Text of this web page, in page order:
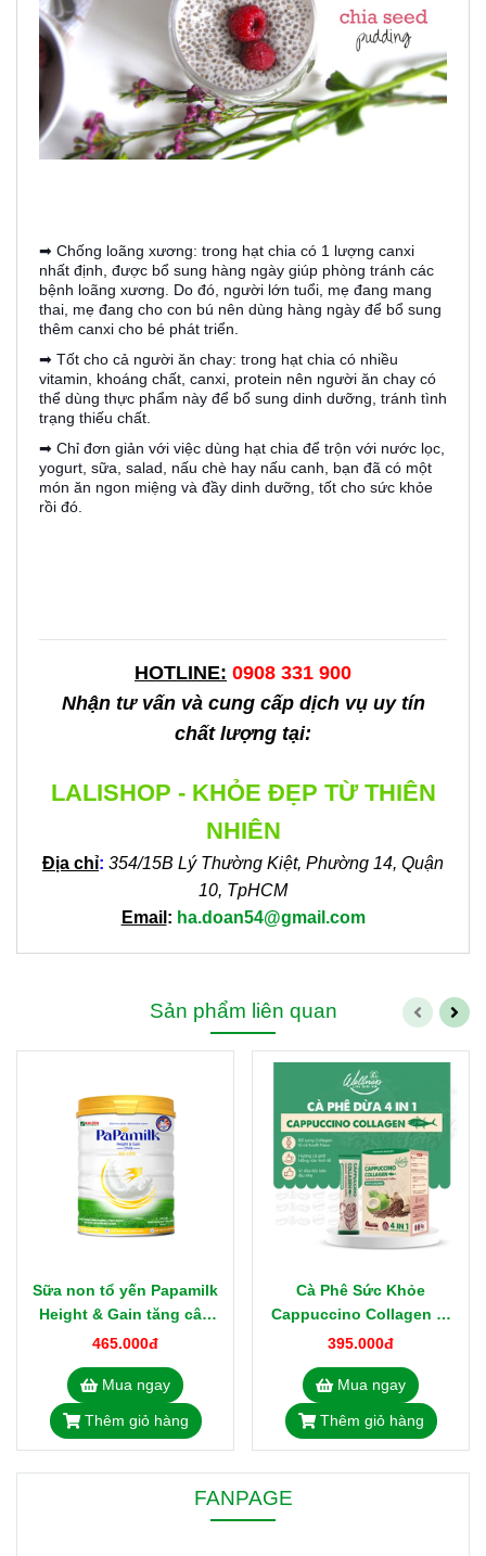
➡ Chống loãng xương: trong hạt chia có 1 lượng canxi
nhất định, được bổ sung hàng ngày giúp phòng tránh các
bệnh loãng xương. Do đó, người lớn tuổi, mẹ đang mang
thai, mẹ đang cho con bú nên dùng hàng ngày để bổ sung
thêm canxi cho bé phát triển.
➡ Tốt cho cả người ăn chay: trong hạt chia có nhiều
vitamin, khoáng chất, canxi, protein nên người ăn chay có
thể dùng thực phẩm này để bổ sung dinh dưỡng, tránh tình
trạng thiếu chất.
➡ Chỉ đơn giản với việc dùng hạt chia để trộn với nước lọc,
yogurt, sữa, salad, nấu chè hay nấu canh, bạn đã có một
món ăn ngon miệng và đầy dinh dưỡng, tốt cho sức khỏe
rồi đó.
HOTLINE: 0908 331 900
Nhận tư vấn và cung cấp dịch vụ uy tín
chất lượng tại:
LALISHOP - KHỎE ĐẸP TỪ THIÊN
NHIÊN
Địa chỉ: 354/15B Lý Thường Kiệt, Phường 14, Quận
10, TpHCM
Email : ha.doan54@gmail.com
Sản phẩm liên quan
Sữa non tổ yến Papamilk
Height & Gain tăng cân
tăng chiều cao trẻ từ 1-19
465.000đ
Mua ngay
Thêm giỏ hàng
Cà Phê Sức Khỏe
Cappuccino Collagen Vị
Dừa 18gx20 Sảng Khoái,
395.000đ
Mua ngay
Thêm giỏ hàng
FANPAGE